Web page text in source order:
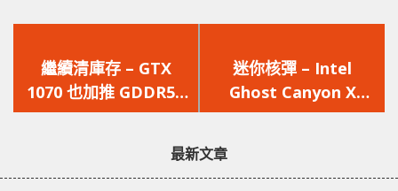
一
篇
文
繼續清庫存 – GTX
1070 也加推 GDDR5X
幫手
一
篇
文
迷你核彈 – Intel
Ghost Canyon X
NUC 也來玩多核
最新文章